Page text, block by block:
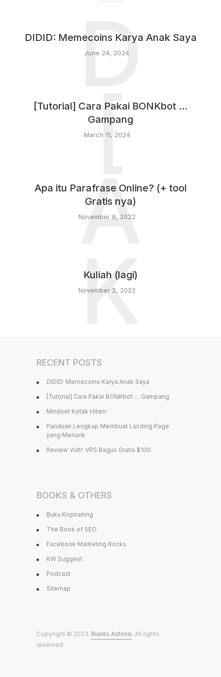
DIDID: Memecoins Karya Anak Saya
June 24, 2024
D
[Tutorial] Cara Pakai BONKbot …
Gampang
March 11, 2024
[
Apa itu Parafrase Online? (+ tool
Gratis nya)
November 8, 2022
A
Kuliah (lagi)
November 2, 2022
K
RECENT POSTS
DIDID: Memecoins Karya Anak Saya
[Tutorial] Cara Pakai BONKbot … Gampang
Mindset Kotak Hitam
Panduan Lengkap Membuat Landing Page
yang Menarik
Review Vultr: VPS Bagus Gratis $100
BOOKS & OTHERS
Buku Kopiraiting
The Book of SEO
Facebook Marketing Rocks
KW Suggest
Podcast
Sitemap
Copyright © 2023. Rianto Astono. All rights
reserved.